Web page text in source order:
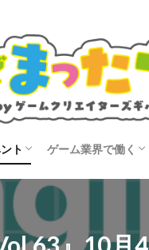
ト
告知
ントレポート
ゲーム業界で働く
就活
転職